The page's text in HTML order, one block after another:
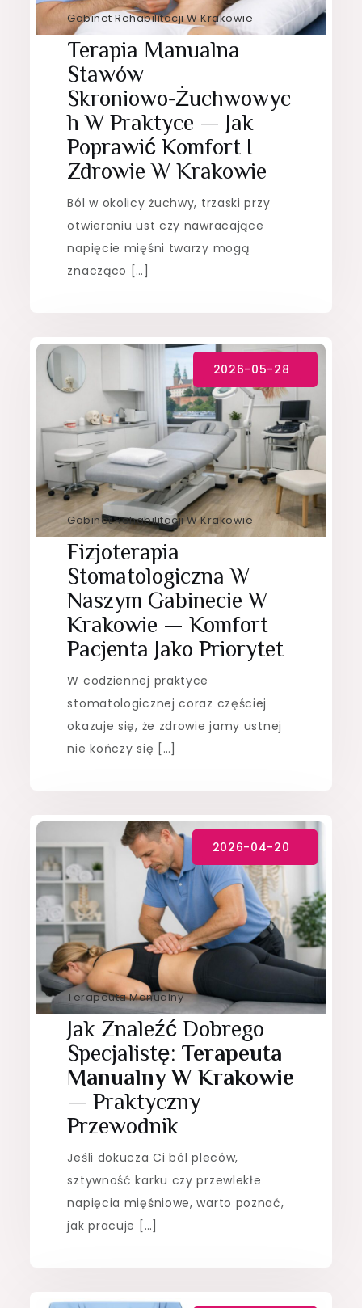
Gabinet Rehabilitacji W Krakowie
Terapia Manualna
Stawów
Skroniowo‑żuchwowyc
H W Praktyce — Jak
Poprawić Komfort I
Zdrowie W Krakowie
Ból w okolicy żuchwy, trzaski przy
otwieraniu ust czy nawracające
napięcie mięśni twarzy mogą
znacząco […]
Gabinet Rehabilitacji W Krakowie
Fizjoterapia
Stomatologiczna W
Naszym Gabinecie W
Krakowie — Komfort
Pacjenta Jako Priorytet
W codziennej praktyce
stomatologicznej coraz częściej
okazuje się, że zdrowie jamy ustnej
nie kończy się […]
Terapeuta Manualny
Jak Znaleźć Dobrego
Specjalistę:Terapeuta
Manualny W Krakowie
— Praktyczny
Przewodnik
Jeśli dokucza Ci ból pleców,
sztywność karku czy przewlekłe
napięcia mięśniowe, warto poznać,
jak pracuje […]